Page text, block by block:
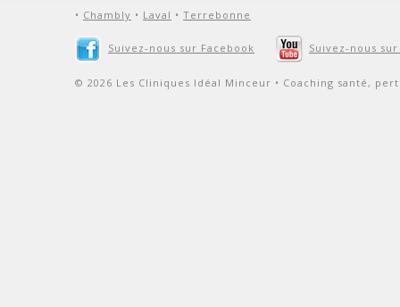
• Chambly • Laval • Terrebonne
Suivez-nous sur Facebook Suivez-nous
© 2026 Les Cliniques Idéal Minceur • Coaching santé,